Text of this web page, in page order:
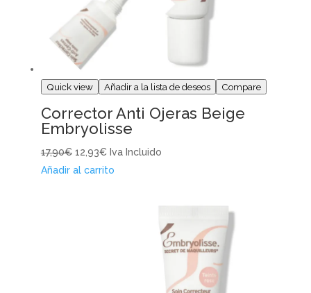
Quick view Añadir a la lista de deseos Compare
Corrector Anti Ojeras Beige
Embryolisse
17,90€ 12,93€ Iva Incluido
Añadir al carrito